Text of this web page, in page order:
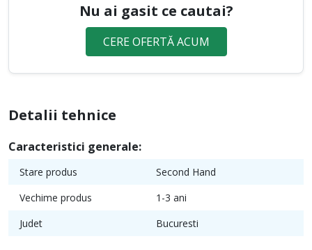
Nu ai gasit ce cautai?
CERE OFERTĂ ACUM
Detalii tehnice
Caracteristici generale:
Stare produs
Second Hand
Vechime produs
1-3 ani
Judet
Bucuresti